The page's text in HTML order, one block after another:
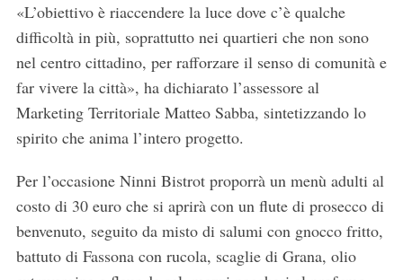
«L’obiettivo è riaccendere la luce dove c’è qualche
difficoltà in più, soprattutto nei quartieri che non sono
nel centro cittadino, per rafforzare il senso di comunità e
far vivere la città», ha dichiarato l’assessore al
Marketing Territoriale Matteo Sabba, sintetizzando lo
spirito che anima l’intero progetto.
Per l’occasione Ninni Bistrot proporrà un menù adulti al
costo di 30 euro che si aprirà con un flute di prosecco di
benvenuto, seguito da misto di salumi con gnocco fritto,
battuto di Fassona con rucola, scaglie di Grana, olio